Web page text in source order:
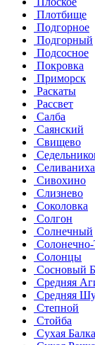
Плотбище
Подгорное
Подгорный
Подсосное
Покровка
Приморск
Раскаты
Рассвет
Салба
Саянский
Свищево
Селиваниха
Сивохино
Слизнево
Соколовка
Солгон
Солнечный
Солонечно-
Солонцы
Сосновый
Средняя
Средняя
Степной
Стойба
Сухая Балка